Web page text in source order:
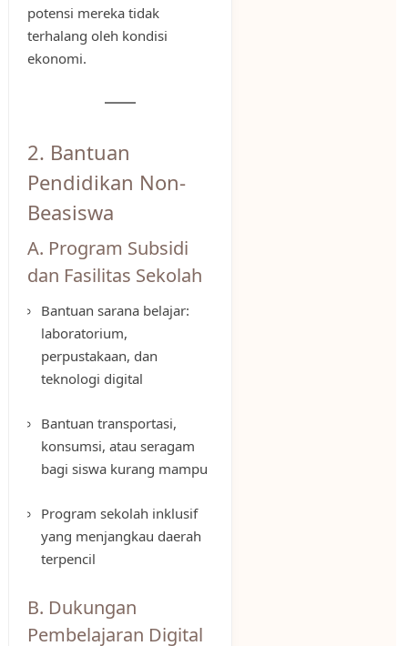
potensi mereka tidak
terhalang oleh kondisi
ekonomi.
2. Bantuan
Pendidikan Non-
Beasiswa
A. Program Subsidi
dan Fasilitas Sekolah
Bantuan sarana belajar:
laboratorium,
perpustakaan, dan
teknologi digital
Bantuan transportasi,
konsumsi, atau seragam
bagi siswa kurang mampu
Program sekolah inklusif
yang menjangkau daerah
terpencil
B. Dukungan
Pembelajaran Digital